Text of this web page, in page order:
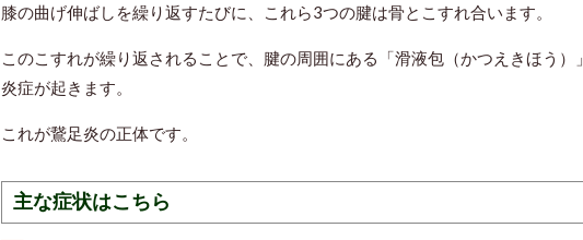
膝の曲げ伸ばしを繰り返すたびに、これら3つの腱は骨とこすれ合います。
このこすれが繰り返されることで、腱の周囲にある「滑液包（かつえきほう
炎症が起きます。
これが鵞足炎の正体です。
主な症状はこちら